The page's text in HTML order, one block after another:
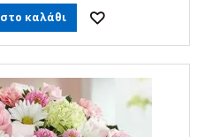
καλάθι